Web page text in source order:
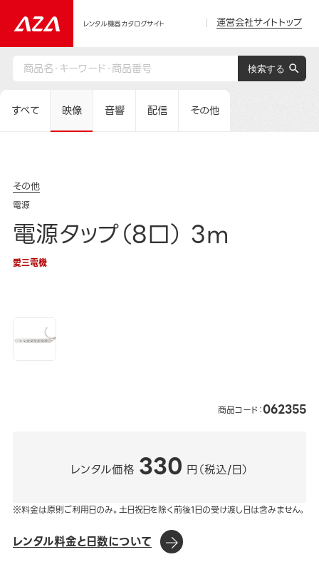
レンタル機器カタログサイト 運営会社サイトトップ
すべて 映像 音響 配信 その他
その他
電源
電源タップ（8口） 3m
愛三電機
商品コード：062355
レンタル価格 330 円（税込/日）
※料金は原則ご利用日のみ。土日祝日を除く前後1日の受け渡し日は含みません。
レンタル料金と日数について